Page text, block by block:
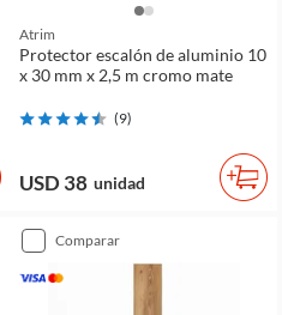
Atrim
Protector escalón de aluminio 10
x 30 mm x 2,5 m cromo mate
(9)
USD 38 unidad
comparar